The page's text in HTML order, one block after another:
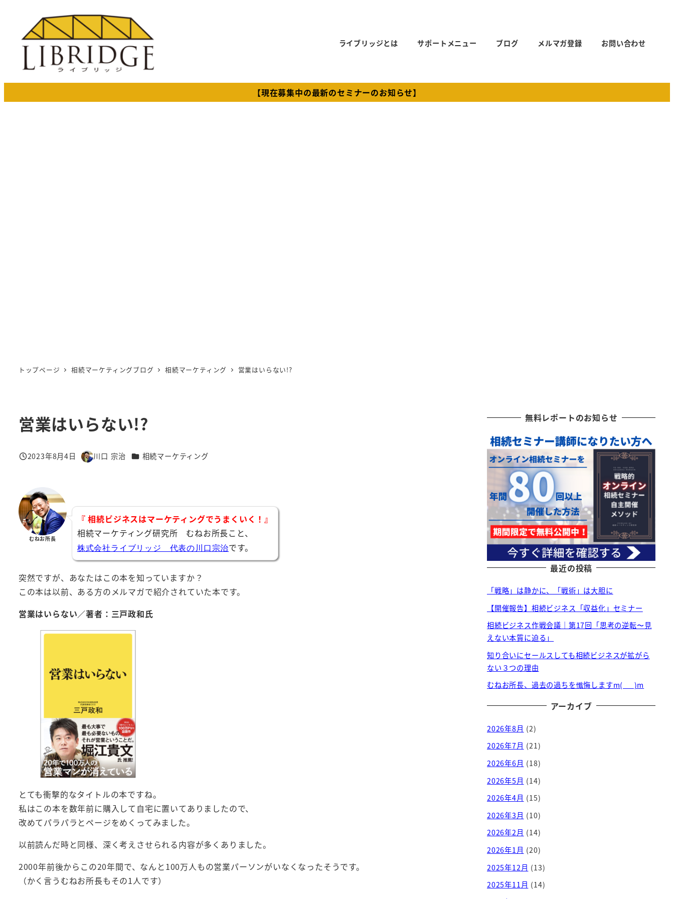
テ
ライブリッジとは サポートメニュー ブログ メルマガ登録 お問い合わせ
【現在募集中の最新のセミナーのお知らせ】
トップページ 相続マーケティングブログ 相続マーケティング 営業はいらない!?
営業はいらない!?
投稿日
2023年8月4日
著
川口 宗治 カテゴリー
相続マーケティング
むねお所長
『 相続ビジネスはマーケティングでうまくいく！』
相続マーケティング研究所 むねお所長こと、
株式会社ライブリッジ 代表の川口宗治です。
突然ですが、あなたはこの本を知っていますか？
この本は以前、ある方のメルマガで紹介されていた本です。
営業はいらない／著者：三戸政和氏
とても衝撃的なタイトルの本ですね。
私はこの本を数年前に購入して自宅に置いてありましたので、
改めてパラパラとページをめくってみました。
以前読んだ時と同様、深く考えさせられる内容が多くありました。
2000年前後からこの20年間で、なんと100万人もの営業パーソンがいなくなったそうです。
（かく言うむねお所長もその1人です）
無料レポートのお知らせ
最近の投稿
「戦略」は静かに、「戦術」は大胆に
【開催報告】相続ビジネス「収益化」セミナー
相続ビジネス作戦会議｜第17回「思考の逆転〜見
えない本質に迫る」
知り合いにセールスしても相続ビジネスが拡がら
ない３つの理由
むねお所長、過去の過ちを懺悔しますm(_ _)m
アーカイブ
2026年8月 (2)
2026年7月 (21)
2026年6月 (18)
2026年5月 (14)
2026年4月 (15)
2026年3月 (10)
2026年2月 (14)
2026年1月 (20)
2025年12月 (13)
2025年11月 (14)